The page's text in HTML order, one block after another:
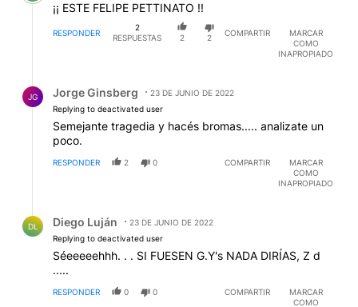
¡¡ ESTE FELIPE PETTINATO !!
RESPONDER
2
RESPUESTAS
2 2
COMPARTIR
MARCAR
COMO
INAPROPIADO
JG Jorge Ginsberg
23 DE JUNIO DE 2022
Replying to deactivated user
Semejante tragedia y hacés bromas..... analizate un
poco.
RESPONDER 2 0 COMPARTIR
MARCAR
COMO
INAPROPIADO
DL Diego Luján
23 DE JUNIO DE 2022
Replying to deactivated user
Séeeeeehhh. . . SI FUESEN G.Y's NADA DIRÍAS, Z d
.....
RESPONDER 0 0 COMPARTIR
MARCAR
COMO